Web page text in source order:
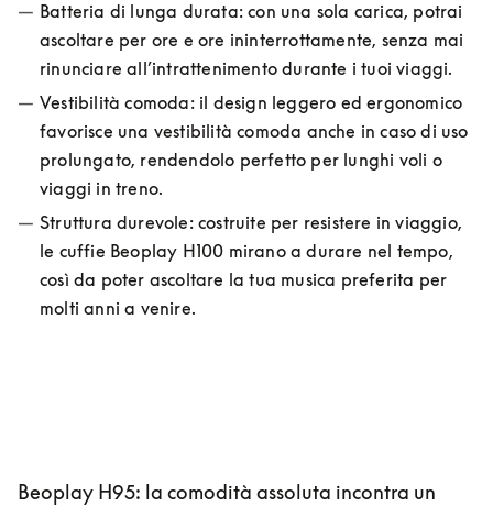
Batteria di lunga durata: con una sola carica, potrai
ascoltare per ore e ore ininterrottamente, senza mai
rinunciare all’intrattenimento durante i tuoi viaggi.
Vestibilità comoda: il design leggero ed ergonomico
favorisce una vestibilità comoda anche in caso di uso
prolungato, rendendolo perfetto per lunghi voli o
viaggi in treno.
Struttura durevole: costruite per resistere in viaggio,
le cuffie Beoplay H100 mirano a durare nel tempo,
così da poter ascoltare la tua musica preferita per
molti anni a venire.
Beoplay H95: la comodità assoluta incontra un